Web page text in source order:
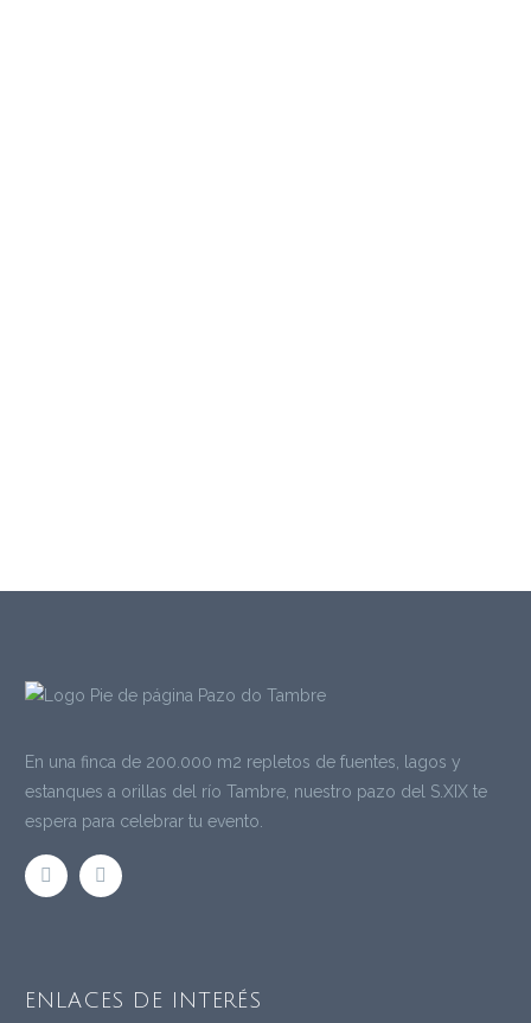
En una finca de 200.000 m2 repletos de fuentes, lagos y
estanques a orillas del río Tambre, nuestro pazo del S.XIX te
espera para celebrar tu evento.
ENLACES DE INTERÉS